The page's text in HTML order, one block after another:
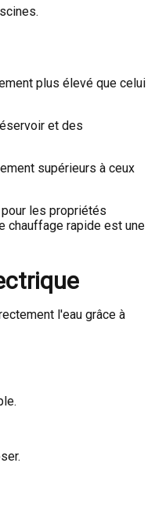
plus élevé que celui
et des
supérieurs à ceux
les propriétés
chauffage rapide est une
l'eau grâce à